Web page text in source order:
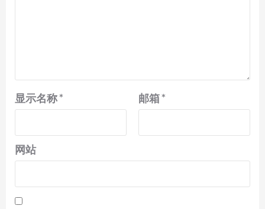
显示名称* 邮箱*
网站